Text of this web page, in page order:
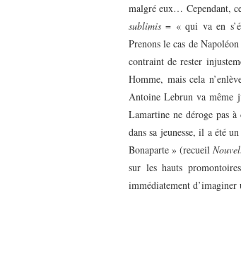
malgré eux… Cependant,
sublimis = « qui va en
Prenons le cas de
contraint de rester
Homme, mais cela
Antoine Lebrun va même
Lamartine ne déroge pas
dans sa jeunesse, il a été
Bonaparte » (recueil
sur les hauts
immédiatement d’imaginer